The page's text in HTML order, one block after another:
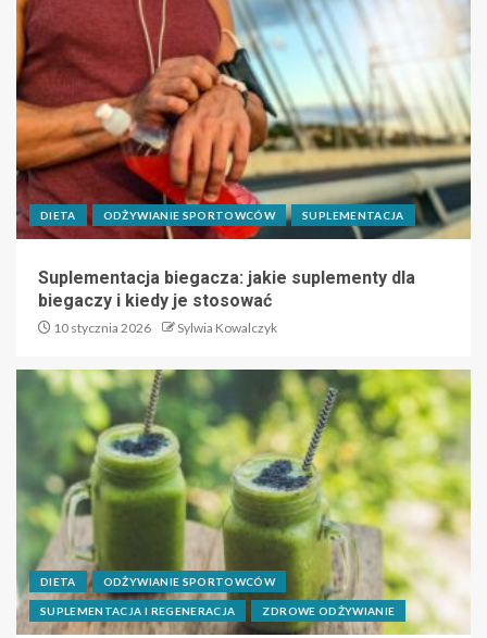
DIETA ODŻYWIANIE SPORTOWCÓW SUPLEMENTACJA
Suplementacja biegacza: jakie suplementy dla
biegaczy i kiedy je stosować
10 stycznia 2026 Sylwia Kowalczyk
DIETA ODŻYWIANIE SPORTOWCÓW
SUPLEMENTACJA I REGENERACJA ZDROWE ODŻYWIANIE